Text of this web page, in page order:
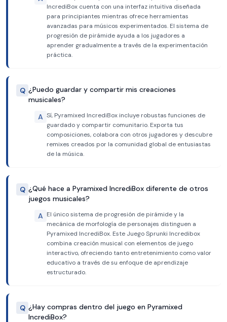
IncrediBox cuenta con una interfaz intuitiva diseñada
para principiantes mientras ofrece herramientas
avanzadas para músicos experimentados. El sistema de
progresión de pirámide ayuda a los jugadores a
aprender gradualmente a través de la experimentación
práctica.
Q ¿Puedo guardar y compartir mis creaciones
musicales?
A Sí, Pyramixed IncrediBox incluye robustas funciones de
guardado y compartir comunitario. Exporta tus
composiciones, colabora con otros jugadores y descubre
remixes creados por la comunidad global de entusiastas
de la música.
Q ¿Qué hace a Pyramixed IncrediBox diferente de otros
juegos musicales?
A El único sistema de progresión de pirámide y la
mecánica de morfología de personajes distinguen a
Pyramixed IncrediBox. Este Juego Sprunki Incredibox
combina creación musical con elementos de juego
interactivo, ofreciendo tanto entretenimiento como valor
educativo a través de su enfoque de aprendizaje
estructurado.
Q ¿Hay compras dentro del juego en Pyramixed
IncrediBox?